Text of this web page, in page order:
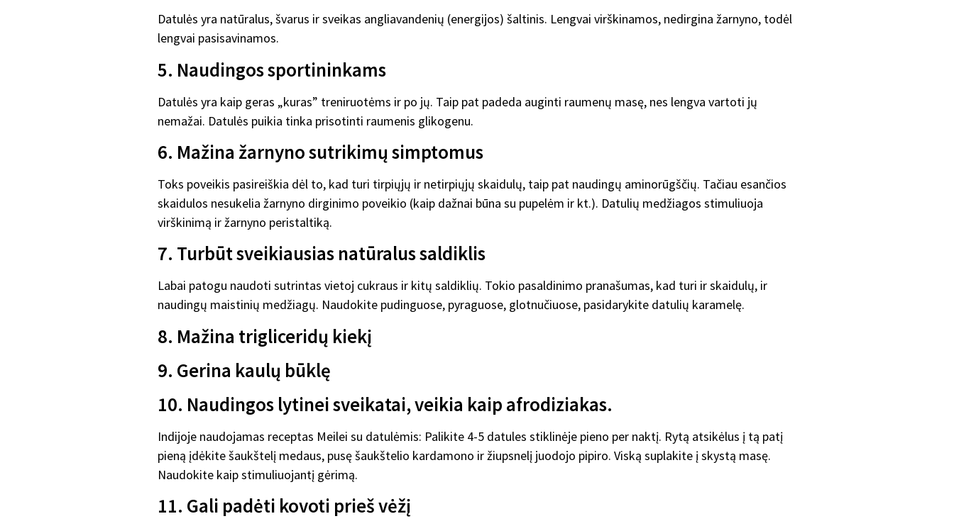
Datulės yra natūralus, švarus ir sveikas angliavandenių (energijos) šaltinis. Lengvai virškinamos, nedirgina žarnyno, todėl
lengvai pasisavinamos.
5. Naudingos sportininkams
Datulės yra kaip geras „kuras” treniruotėms ir po jų. Taip pat padeda auginti raumenų masę, nes lengva vartoti jų
nemažai. Datulės puikia tinka prisotinti raumenis glikogenu.
6. Mažina žarnyno sutrikimų simptomus
Toks poveikis pasireiškia dėl to, kad turi tirpiųjų ir netirpiųjų skaidulų, taip pat naudingų aminorūgščių. Tačiau esančios
skaidulos nesukelia žarnyno dirginimo poveikio (kaip dažnai būna su pupelėm ir kt.). Datulių medžiagos stimuliuoja
virškinimą ir žarnyno peristaltiką.
7. Turbūt sveikiausias natūralus saldiklis
Labai patogu naudoti sutrintas vietoj cukraus ir kitų saldiklių. Tokio pasaldinimo pranašumas, kad turi ir skaidulų, ir
naudingų maistinių medžiagų. Naudokite pudinguose, pyraguose, glotnučiuose, pasidarykite datulių karamelę.
8. Mažina trigliceridų kiekį
9. Gerina kaulų būklę
10. Naudingos lytinei sveikatai, veikia kaip afrodiziakas.
Indijoje naudojamas receptas Meilei su datulėmis: Palikite 4-5 datules stiklinėje pieno per naktį. Rytą atsikėlus į tą patį
pieną įdėkite šaukštelį medaus, pusę šaukštelio kardamono ir žiupsnelį juodojo pipiro. Viską suplakite į skystą masę.
Naudokite kaip stimuliuojantį gėrimą.
11. Gali padėti kovoti prieš vėžį